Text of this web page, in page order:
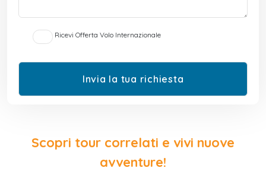
Ricevi Offerta Volo Internazionale
Scopri tour correlati e vivi nuove
avventure!